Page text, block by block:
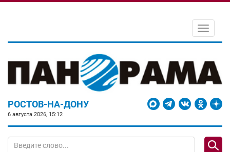
Toggle
РОСТОВ-НА-ДОНУ
6 августа 2026, 15:12